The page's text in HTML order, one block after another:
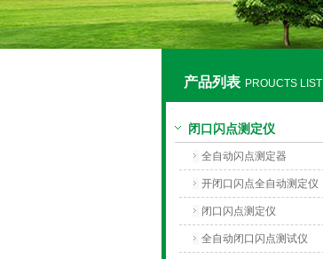
上海旺徐电气有限公司
产品列表 PROUCTS LIST
闭口闪点测定仪
全自动闪点测定器
开闭口闪点全自动测定仪
闭口闪点测定仪
全自动闭口闪点测试仪